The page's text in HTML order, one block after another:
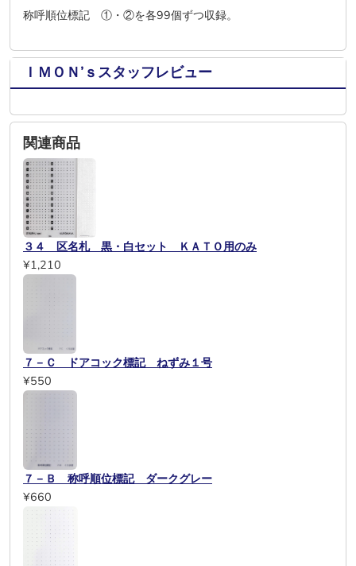
称呼順位標記 ①・②を各99個ずつ収録。
ＩＭＯＮ’ｓスタッフレビュー
関連商品
３４ 区名札 黒・白セット ＫＡＴＯ用のみ
¥1,210
７－Ｃ ドアコック標記 ねずみ１号
¥550
７－Ｂ 称呼順位標記 ダークグレー
¥660